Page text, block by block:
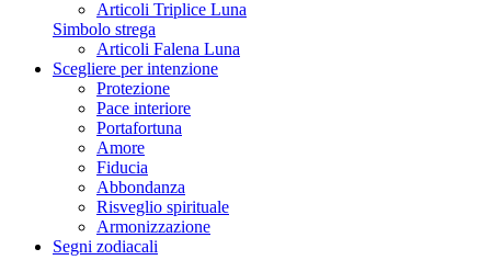
Articoli Triplice Luna
Simbolo strega
Articoli Falena Luna
Scegliere per intenzione
Protezione
Pace interiore
Portafortuna
Amore
Fiducia
Abbondanza
Risveglio spirituale
Armonizzazione
Segni zodiacali